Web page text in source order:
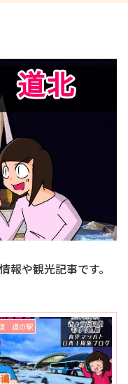
報や観光記事です。
道の駅